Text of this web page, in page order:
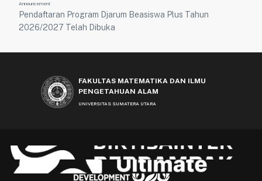
Announcement
Pendaftaran Program Djarum Beasiswa Plus Tahun
2026/2027 Telah Dibuka
FAKULTAS MATEMATIKA DAN ILMU
PENGETAHUAN ALAM
UNIVERSITAS SUMATERA UTARA